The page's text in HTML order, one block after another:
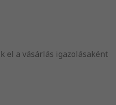
el a vásárlás igazolásaként